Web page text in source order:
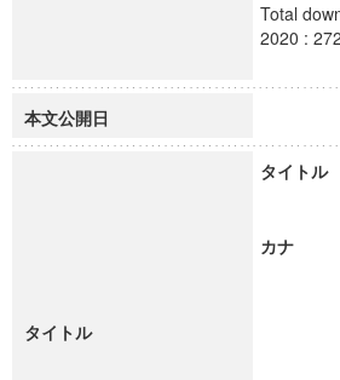
Total
2020 : 272
本文公開日
タイトル
タイトル
カナ